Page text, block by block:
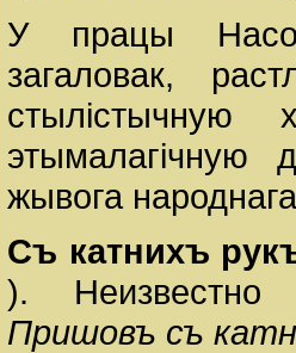
У працы
загаловак,
этымалагічную
жывога
Съ катнихъ
). Неизвестно
Пришовъ съ